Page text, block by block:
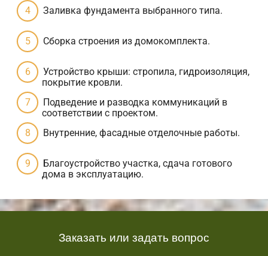
Заливка фундамента выбранного типа.
Сборка строения из домокомплекта.
Устройство крыши: стропила, гидроизоляция,
покрытие кровли.
Подведение и разводка коммуникаций в
соответствии с проектом.
Внутренние, фасадные отделочные работы.
Благоустройство участка, сдача готового
дома в эксплуатацию.
Заказать или задать вопрос